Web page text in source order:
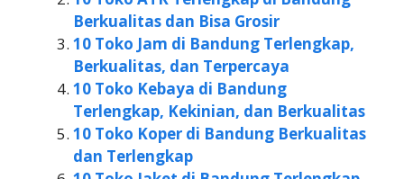
Berkualitas dan Bisa Grosir
10 Toko Jam di Bandung Terlengkap,
Berkualitas, dan Terpercaya
10 Toko Kebaya di Bandung
Terlengkap, Kekinian, dan Berkualitas
10 Toko Koper di Bandung Berkualitas
dan Terlengkap